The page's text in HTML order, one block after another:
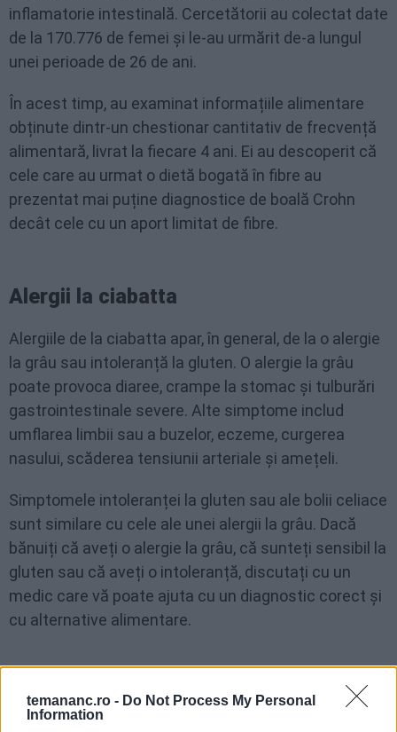
temananc.ro - Do Not Process My Personal
Information
inflamatorie intestinală. Cercetătorii au colectat date
de la 170.776 de femei și le-au urmărit de-a lungul
unei perioade de 26 de ani.
În acest timp, au examinat informațiile alimentare
obținute dintr-un chestionar cantitativ de frecvență
alimentară, livrat la fiecare 4 ani. Ei au descoperit că
cele care au urmat o dietă bogată în fibre au
prezentat mai puține diagnostice de boală Crohn
decât cele cu un aport limitat de fibre.
Alergii la ciabatta
Alergiile de la ciabatta apar, în general, de la o alergie
la grâu sau intoleranță la gluten. O alergie la grâu
poate provoca diaree, crampe la stomac și tulburări
gastrointestinale severe. Alte simptome includ
umflarea limbii sau a buzelor, eczeme, curgerea
nasului, scăderea tensiunii arteriale și amețeli.
Simptomele intoleranței la gluten sau ale bolii celiace
sunt similare cu cele ale unei alergii la grâu. Dacă
bănuiți că aveți o alergie la grâu, că sunteți sensibil la
gluten sau că aveți o intoleranță, discutați cu un
medic care vă poate ajuta cu un diagnostic corect și
cu alternative alimentare.
Când este cea mai bună
Ciabatta rezistă câteva zile la temperatura camerei.